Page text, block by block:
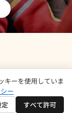
キーを使用していま
ー
すべて許可